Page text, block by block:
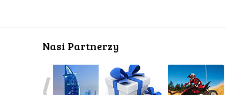
Nasi Partnerzy